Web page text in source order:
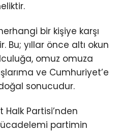
bir kişiye karşı
Bu; yıllar önce altı okun
omuz omuza
ve Cumhuriyet’e
sonucudur.
Partisi’nden
partimin